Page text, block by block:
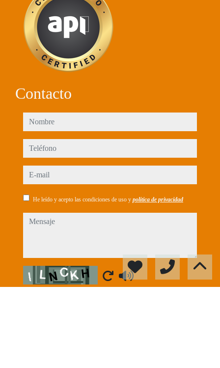
Contacto
nombre
teléfono
e-mail
He leído y acepto las condiciones de uso y política de privacidad
mensaje
Captcha